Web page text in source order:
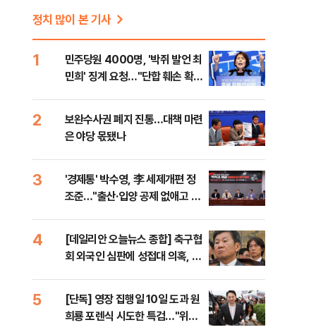
정치 많이 본 기사
1
민주당원 4000명, '박쥐 발언 최
민희' 징계 요청…"단합 훼손 확인
2
보완수사권 폐지 진통…대책 마련
은 야당 몫됐나
3
'경제통' 박수영, 李 세제개편 정
조준…"출산·입양 공제 없애고 세
4
[데일리안 오늘뉴스 종합] 축구협
회 외국인 심판에 성접대 의혹, 李
이닉스 프리마켓 시초가 논란 재
점화, 김민석 "과반 승리 가능성
5
[단독] 영장 집행일 10일 도과 원
희룡 포렌식 시도한 특검…"위법